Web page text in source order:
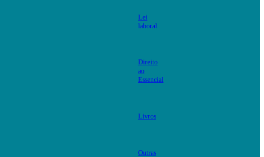
Lei
laboral
Direito
ao
Essencial
Livros
Outras